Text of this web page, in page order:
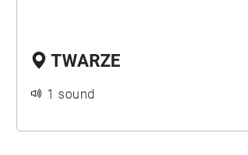
TWARZE
1 sound